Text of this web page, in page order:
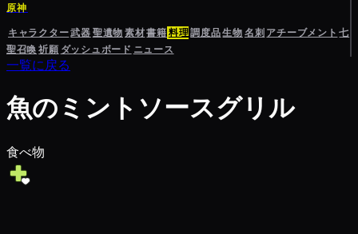
原神
キャラクター武器聖遺物素材書籍料理調度品生物名刺 アチーブメント 七
聖召喚祈願 ダッシュボード ニュース
一覧に戻る
魚のミントソースグリル
食べ物